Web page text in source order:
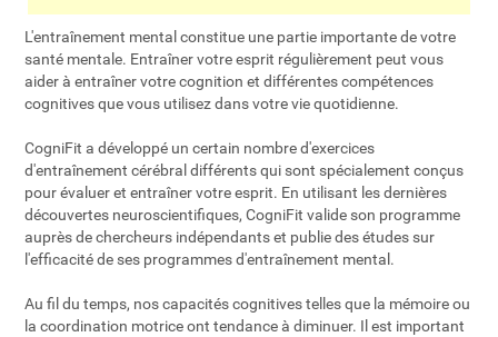
L'entraînement mental constitue une partie importante de votre
santé mentale. Entraîner votre esprit régulièrement peut vous
aider à entraîner votre cognition et différentes compétences
cognitives que vous utilisez dans votre vie quotidienne.
CogniFit a développé un certain nombre d'exercices
d'entraînement cérébral différents qui sont spécialement conçus
pour évaluer et entraîner votre esprit. En utilisant les dernières
découvertes neuroscientifiques, CogniFit valide son programme
auprès de chercheurs indépendants et publie des études sur
l'efficacité de ses programmes d'entraînement mental.
Au fil du temps, nos capacités cognitives telles que la mémoire ou
la coordination motrice ont tendance à diminuer. Il est important